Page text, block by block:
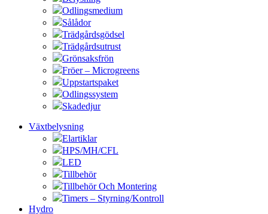
Odlingsmedium
Sålådor
Trädgårdsgödsel
Trädgårdsutrust
Grönsaksfrön
Fröer – Microgreens
Uppstartspaket
Odlingssystem
Skadedjur
Växtbelysning
Elartiklar
HPS/MH/CFL
LED
Tillbehör
Tillbehör Och Montering
Timers – Styrning/Kontroll
Hydro